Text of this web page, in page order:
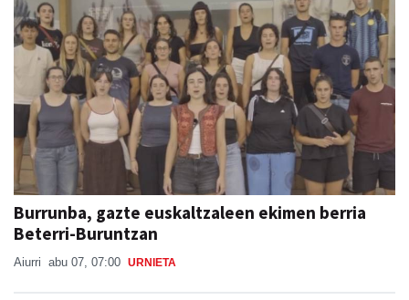
Burrunba, gazte euskaltzaleen ekimen berria
Beterri-Buruntzan
Aiurri abu 07, 07:00 URNIETA